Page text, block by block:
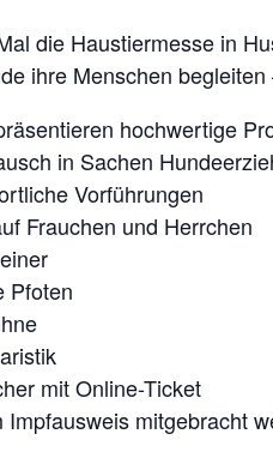
die Haustiermesse in
ihre Menschen
hochwertige
in Sachen
Vorführungen
Frauchen und Herrchen
Pfoten
mit Online-Ticket
mitgebracht